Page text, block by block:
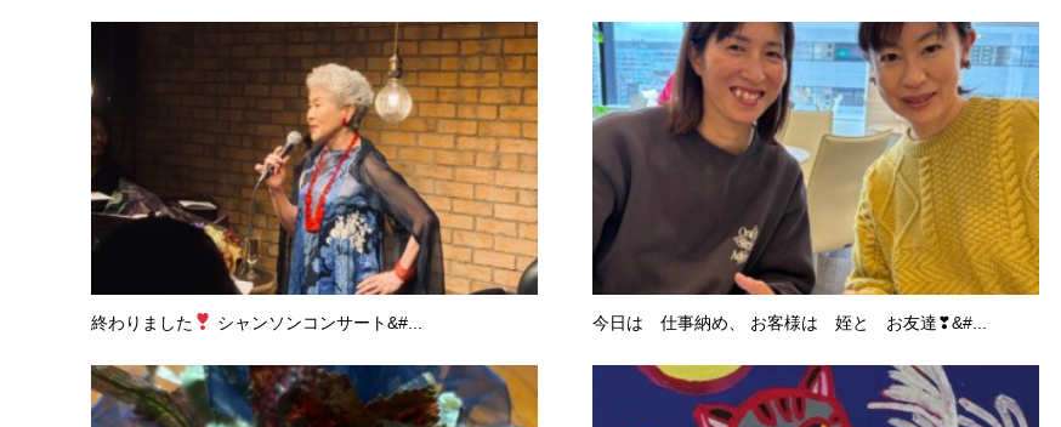
終わりました シャンソンコンサート&#... 今日は 仕事納め、 お客様は 姪と お友達❣&#...